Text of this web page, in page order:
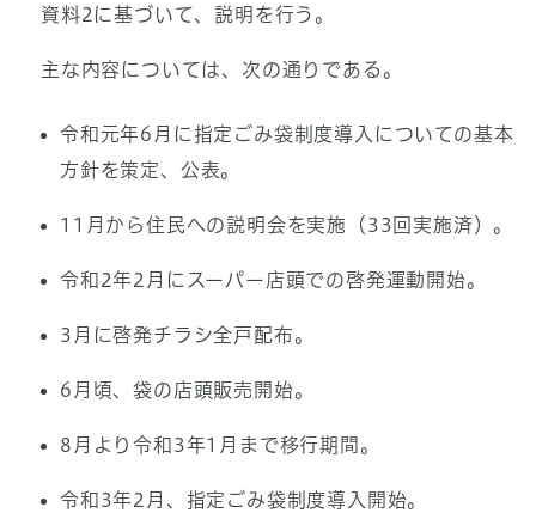
資料2に基づいて、説明を行う。
主な内容については、次の通りである。
令和元年6月に指定ごみ袋制度導入についての基本
方針を策定、公表。
11月から住民への説明会を実施（33回実施済）。
令和2年2月にスーパー店頭での啓発運動開始。
3月に啓発チラシ全戸配布。
6月頃、袋の店頭販売開始。
8月より令和3年1月まで移行期間。
令和3年2月、指定ごみ袋制度導入開始。